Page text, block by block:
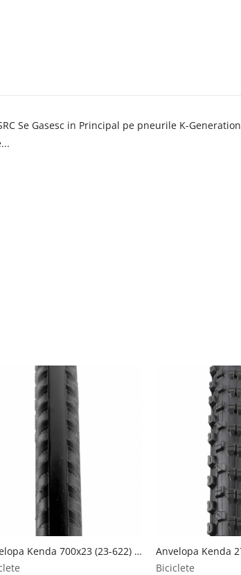
Se Gasesc in Principal pe pneurile K-
Anvelopa Kenda 700x23 (23-622) Kadence Training R2C 60Tpi Negru Kenda
Biciclete